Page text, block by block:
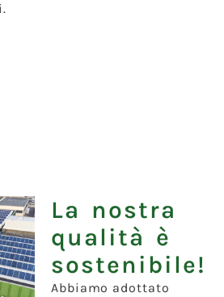
La nostra
qualità è
sostenibile!
Abbiamo adottato